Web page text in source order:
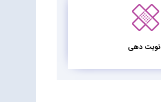
نوبت دهی